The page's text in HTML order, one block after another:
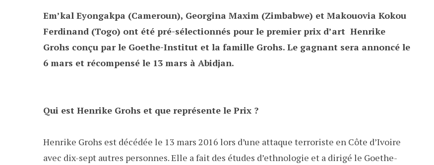
Em’kal Eyongakpa (Cameroun), Georgina Maxim (Zimbabwe) et Makouovia Kokou
Ferdinand (Togo) ont été pré-sélectionnés pour le premier prix d’art Henrike
Grohs conçu par le Goethe-Institut et la famille Grohs. Le gagnant sera annoncé le
6 mars et récompensé le 13 mars à Abidjan.
Qui est Henrike Grohs et que représente le Prix ?
Henrike Grohs est décédée le 13 mars 2016 lors d’une attaque terroriste en Côte d’Ivoire
avec dix-sept autres personnes. Elle a fait des études d’ethnologie et a dirigé le Goethe-